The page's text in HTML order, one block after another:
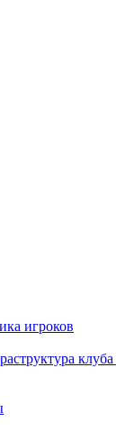
игроков
клуба